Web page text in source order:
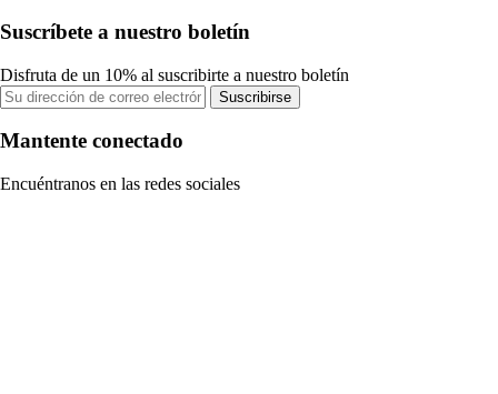
Suscríbete a nuestro boletín
Disfruta de un 10% al suscribirte a nuestro boletín
Suscribirse
Mantente conectado
Encuéntranos en las redes sociales